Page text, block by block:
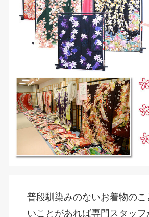
普段馴染みのないお着物のこ
いことがあれば専門スタッ